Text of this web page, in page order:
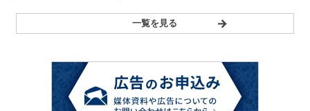
一覧を見る